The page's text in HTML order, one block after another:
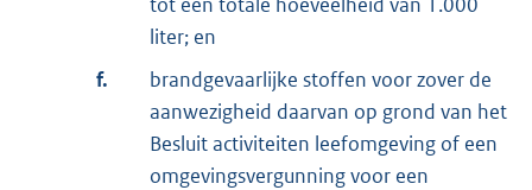
liter; en
f.
brandgevaarlijke stoffen voor zover de
aanwezigheid daarvan op grond van het
Besluit activiteiten leefomgeving of een
omgevingsvergunning voor een